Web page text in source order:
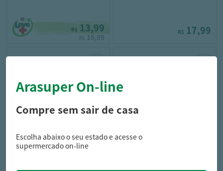
R$ 13,99
R$ 16,89
R$ 17,99
br spices
SAL PARRILLA BR SPICES
Arasuper On-line
Compre sem sair de casa
Escolha abaixo o seu estado e acesse o
supermercado on-line